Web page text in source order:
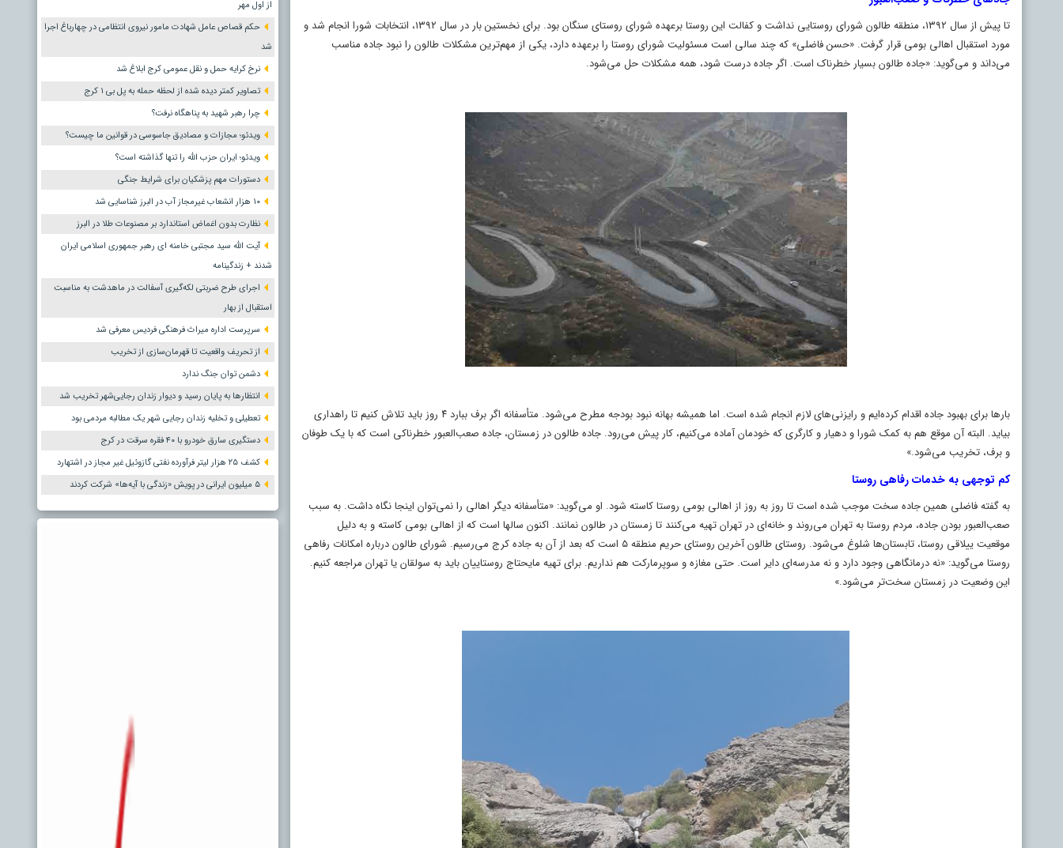
تا پیش از سال ۱۳۹۲، منطقه طالون شورای روستایی نداشت و کفالت این روستا برعهده شورای روستای سنگان بود. برای نخستین بار در سال ۱۳۹۲، انتخابات شورا انجام شد و
مورد استقبال اهالی بومی قرار گرفت. «حسن فاضلی» که چند سالی است مسئولیت شورای روستا را برعهده دارد، یکی از مهم‌ترین مشکلات طالون را نبود جاده مناسب
می‌داند و می‌گوید: «جاده طالون بسیار خطرناک است. اگر جاده درست شود، همه مشکلات حل می‌شود.
بارها برای بهبود جاده اقدام کرده‌ایم و رایزنی‌های لازم انجام شده است. اما همیشه بهانه نبود بودجه مطرح می‌شود. متأسفانه اگر برف ببارد ۴ روز باید تلاش کنیم تا راهداری
بیاید. البته آن موقع هم به کمک شورا و دهیار و کارگری که خودمان آماده می‌کنیم، کار پیش می‌رود. جاده طالون در زمستان، جاده صعب‌العبور خطرناکی است که با یک طوفان
و برف، تخریب می‌شود.»
کم توجهی به خدمات رفاهی روستا
به گفته فاضلی همین جاده سخت موجب شده است تا روز به روز از اهالی بومی روستا کاسته شود. او می‌گوید: «متأسفانه دیگر اهالی را نمی‌توان اینجا نگاه داشت. به سبب
صعب‌العبور بودن جاده، مردم روستا به تهران می‌روند و خانه‌­ای در تهران تهیه می‌کنند تا زمستان در طالون نمانند. اکنون سال­ها است که از اهالی بومی کاسته و به دلیل
موقعیت ییلاقی روستا، تابستان‌ها شلوغ می‌شود. روستای طالون آخرین روستای حریم منطقه ۵ است که بعد از آن به جاده کرج می‌رسیم. شورای طالون درباره امکانات رفاهی
روستا می‌گوید: «نه درمانگاهی وجود دارد و نه مدرسه‌ای دایر است. حتی مغازه و سوپرمارکت هم نداریم. برای تهیه مایحتاج روستاییان باید به سولقان یا تهران مراجعه کنیم.
این وضعیت در زمستان سخت‌تر می‌شود.»
از اول مهر
حکم قصاص عامل شهادت مامور نیروی انتظامی در چهارباغ اجرا
شد
نرخ کرایه حمل و نقل عمومی کرج ابلاغ شد
تصاویر کمتر دیده شده از لحظه حمله به پل بی ۱ کرج
چرا رهبر شهید به پناهگاه نرفت؟
ویدئو؛ مجازات و مصادیق جاسوسی در قوانین ما چیست؟
ویدئو؛ ایران حزب الله را تنها گذاشته است؟
دستورات مهم پزشکیان برای شرایط جنگی
۱۰ هزار انشعاب غیرمجاز آب در البرز شناسایی شد
نظارت بدون اغماض استاندارد بر مصنوعات طلا در البرز
آیت الله سید مجتبی خامنه ای رهبر جمهوری اسلامی ایران
شدند + زندگینامه
اجرای طرح ضربتی لکه‌گیری آسفالت در ماهدشت به مناسبت
استقبال از بهار
سرپرست اداره میراث فرهنگی فردیس معرفی شد
از تحریف واقعیت تا قهرمان‌سازی از تخریب
دشمن توان جنگ ندارد
انتظارها به پایان رسید و دیوار زندان رجایی‌شهر تخریب شد
تعطیلی و تخلیه زندان رجایی شهر یک مطالبه مردمی بود
دستگیری سارق خودرو با ۴۰ فقره سرقت در کرج
کشف ۲۵ هزار لیتر فرآورده نفتی گازوئیل غیر مجاز در اشتهارد
۵ میلیون ایرانی در پویش «زندگی با آیه‌ها» شرکت کردند